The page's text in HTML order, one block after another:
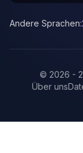
Andere Sprachen:
© 2026 -
Über uns